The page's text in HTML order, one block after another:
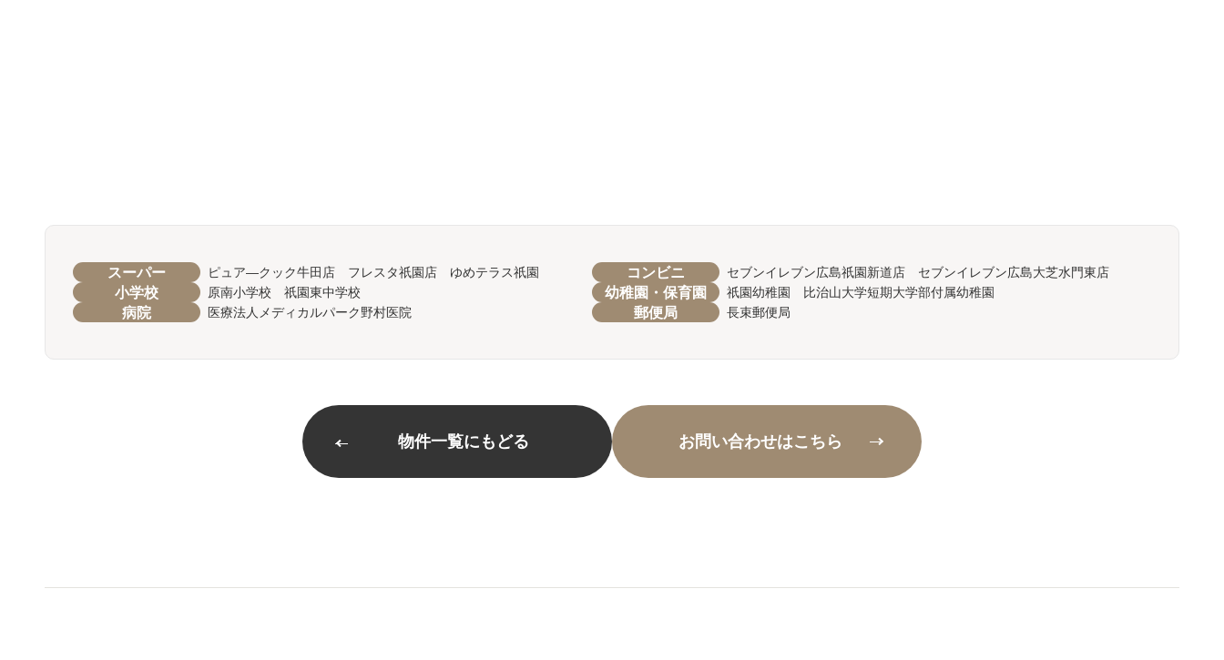
スーパー ピュア―クック牛田店 フレスタ祇園店 ゆめテラス祇園 コンビニ セブンイレブン広島祇園新道店 セブンイレブン広島大芝水門東店
小学校 原南小学校 祇園東中学校 幼稚園・保育園 祇園幼稚園 比治山大学短期大学部付属幼稚園
病院 医療法人メディカルパーク野村医院 郵便局 長束郵便局
物件一覧にもどる お問い合わせはこちら